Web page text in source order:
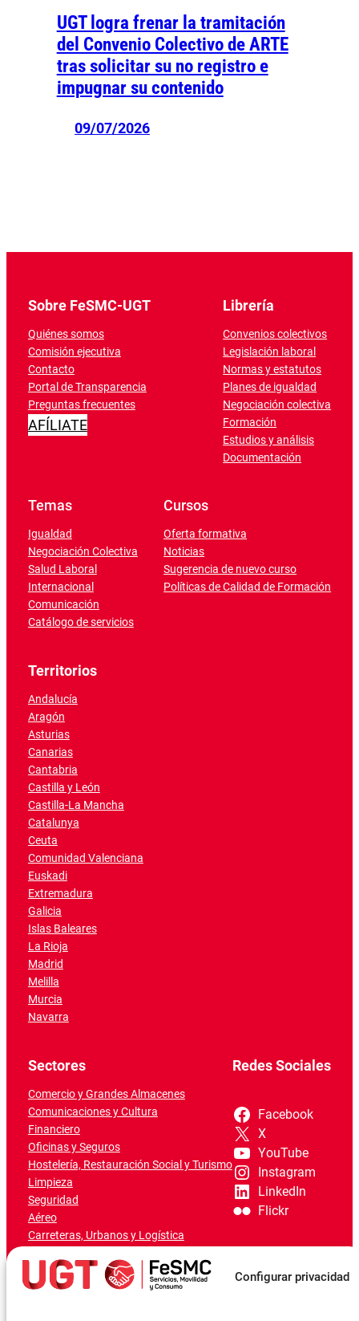
Configurar privacidad
UGT logra frenar la tramitación
del Convenio Colectivo de ARTE
tras solicitar su no registro e
impugnar su contenido
09/07/2026
Sobre FeSMC-UGT
Quiénes somos
Comisión ejecutiva
Contacto
Portal de Transparencia
Preguntas frecuentes
AFÍLIATE
Librería
Convenios colectivos
Legislación laboral
Normas y estatutos
Planes de igualdad
Negociación colectiva
Formación
Estudios y análisis
Documentación
Temas
Igualdad
Negociación Colectiva
Salud Laboral
Internacional
Comunicación
Catálogo de servicios
Cursos
Oferta formativa
Noticias
Sugerencia de nuevo curso
Políticas de Calidad de Formación
Territorios
Andalucía
Aragón
Asturias
Canarias
Cantabria
Castilla y León
Castilla-La Mancha
Catalunya
Ceuta
Comunidad Valenciana
Euskadi
Extremadura
Galicia
Islas Baleares
La Rioja
Madrid
Melilla
Murcia
Navarra
Sectores
Comercio y Grandes Almacenes
Comunicaciones y Cultura
Financiero
Oficinas y Seguros
Hostelería, Restauración Social y Turismo
Limpieza
Seguridad
Aéreo
Carreteras, Urbanos y Logística
Marítimo-Portuario
Redes Sociales
Facebook
X
YouTube
Instagram
LinkedIn
Flickr